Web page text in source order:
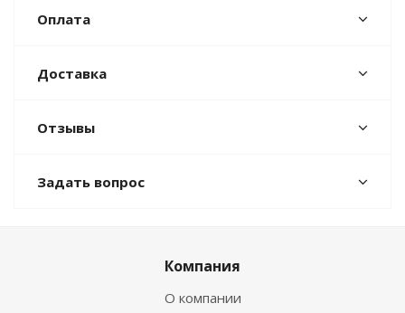
Оплата
Доставка
Отзывы
Задать вопрос
Компания
О компании